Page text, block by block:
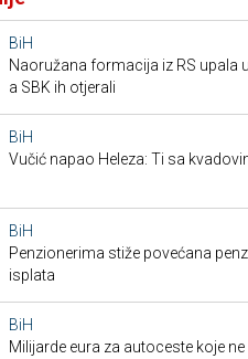
BiH
Naoružana formacija iz RS upala
a SBK ih otjerali
BiH
Vučić napao Heleza: Ti sa
BiH
Penzionerima stiže povećana
isplata
BiH
Milijarde eura za autoceste koje